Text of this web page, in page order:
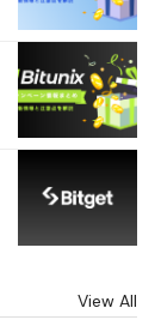
View All